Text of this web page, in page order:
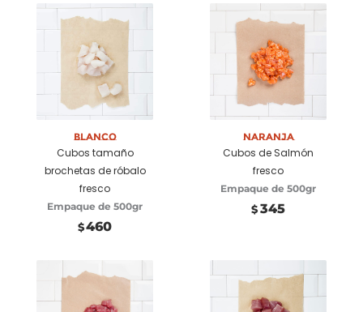
Añadir a
carrito
Blanco
Cubos tamaño
brochetas de róbalo
fresco
Empaque de 500gr
$460
Añadir a
carrito
Naranja
Cubos de Salmón
fresco
Empaque de 500gr
$ 345